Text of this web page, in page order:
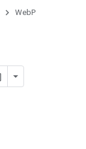
WebP